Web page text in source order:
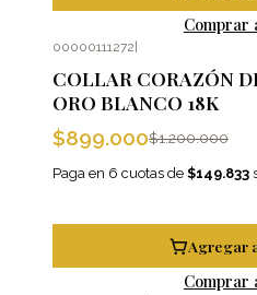
Comprar
00000111272|
COLLAR CORAZÓN
ORO BLANCO 18K
$899.000$1.200.000
Paga en 6 cuotas de $149.833
Agregar
Comprar